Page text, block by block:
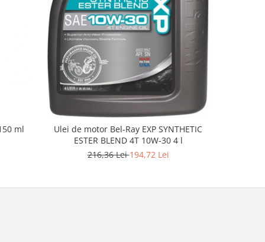
ml
Ulei de motor Bel-Ray EXP SYNTHETIC
ESTER BLEND 4T 10W-30 4 l
216,36 Lei194,72 Lei